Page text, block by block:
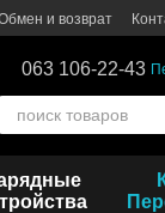
и возврат
063 106-22-43